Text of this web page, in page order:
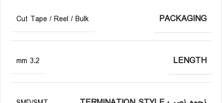
PACKAGING
Cut Tape / Reel / Bulk
LENGTH
3.2 mm